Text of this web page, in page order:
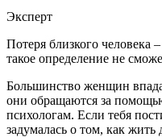
Эксперт
Потеря близкого человека
такое определение не
Большинство женщин
они обращаются за
психологам. Если тебя
задумалась о том, как